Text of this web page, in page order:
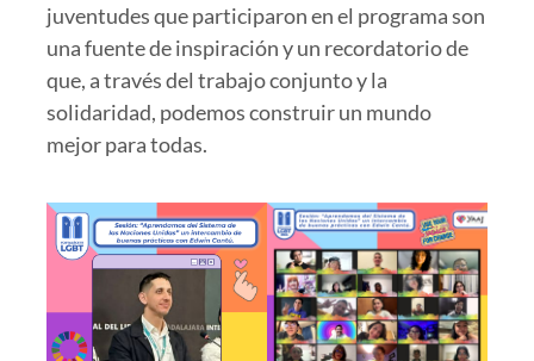
juventudes que participaron en el programa son
una fuente de inspiración y un recordatorio de
que, a través del trabajo conjunto y la
solidaridad, podemos construir un mundo
mejor para todas.